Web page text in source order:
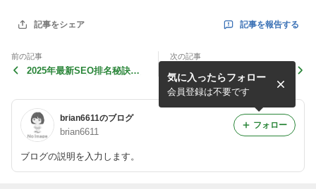
記事をシェア 記事を報告する
前の記事
2025年最新SEO排名秘訣：
次の記事
產業總體回顧：復甦中的放鬆
經濟
brian6611のブログ
brian6611
ブログの説明を入力します。
気に入ったらフォロー
会員登録は不要です
フォロー